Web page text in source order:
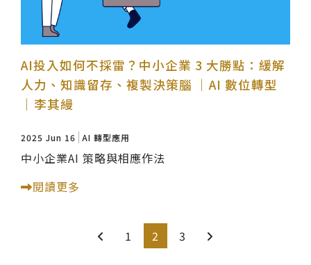
AI投入如何不採雷？中小企業 3 大勝點：緩解
人力、知識留存、複製決策腦 ｜AI 數位轉型
｜李其縵
2025 Jun 16 AI 轉型應用
中小企業AI 策略與相應作法
閱讀更多
1 2 3